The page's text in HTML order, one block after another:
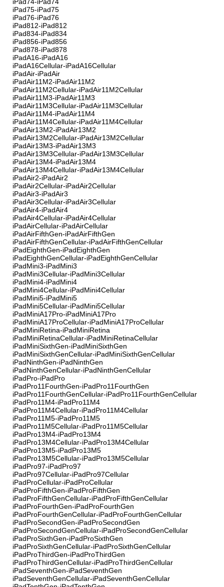
iPad74-iPad74
iPad75-iPad75
iPad76-iPad76
iPad812-iPad812
iPad834-iPad834
iPad856-iPad856
iPad878-iPad878
iPadA16-iPadA16
iPadA16Cellular-iPadA16Cellular
iPadAir-iPadAir
iPadAir11M2-iPadAir11M2
iPadAir11M2Cellular-iPadAir11M2Cellular
iPadAir11M3-iPadAir11M3
iPadAir11M3Cellular-iPadAir11M3Cellular
iPadAir11M4-iPadAir11M4
iPadAir11M4Cellular-iPadAir11M4Cellular
iPadAir13M2-iPadAir13M2
iPadAir13M2Cellular-iPadAir13M2Cellular
iPadAir13M3-iPadAir13M3
iPadAir13M3Cellular-iPadAir13M3Cellular
iPadAir13M4-iPadAir13M4
iPadAir13M4Cellular-iPadAir13M4Cellular
iPadAir2-iPadAir2
iPadAir2Cellular-iPadAir2Cellular
iPadAir3-iPadAir3
iPadAir3Cellular-iPadAir3Cellular
iPadAir4-iPadAir4
iPadAir4Cellular-iPadAir4Cellular
iPadAirCellular-iPadAirCellular
iPadAirFifthGen-iPadAirFifthGen
iPadAirFifthGenCellular-iPadAirFifthGenCellular
iPadEighthGen-iPadEighthGen
iPadEighthGenCellular-iPadEighthGenCellular
iPadMini3-iPadMini3
iPadMini3Cellular-iPadMini3Cellular
iPadMini4-iPadMini4
iPadMini4Cellular-iPadMini4Cellular
iPadMini5-iPadMini5
iPadMini5Cellular-iPadMini5Cellular
iPadMiniA17Pro-iPadMiniA17Pro
iPadMiniA17ProCellular-iPadMiniA17ProCellular
iPadMiniRetina-iPadMiniRetina
iPadMiniRetinaCellular-iPadMiniRetinaCellular
iPadMiniSixthGen-iPadMiniSixthGen
iPadMiniSixthGenCellular-iPadMiniSixthGenCellular
iPadNinthGen-iPadNinthGen
iPadNinthGenCellular-iPadNinthGenCellular
iPadPro-iPadPro
iPadPro11FourthGen-iPadPro11FourthGen
iPadPro11FourthGenCellular-iPadPro11FourthGenCellular
iPadPro11M4-iPadPro11M4
iPadPro11M4Cellular-iPadPro11M4Cellular
iPadPro11M5-iPadPro11M5
iPadPro11M5Cellular-iPadPro11M5Cellular
iPadPro13M4-iPadPro13M4
iPadPro13M4Cellular-iPadPro13M4Cellular
iPadPro13M5-iPadPro13M5
iPadPro13M5Cellular-iPadPro13M5Cellular
iPadPro97-iPadPro97
iPadPro97Cellular-iPadPro97Cellular
iPadProCellular-iPadProCellular
iPadProFifthGen-iPadProFifthGen
iPadProFifthGenCellular-iPadProFifthGenCellular
iPadProFourthGen-iPadProFourthGen
iPadProFourthGenCellular-iPadProFourthGenCellular
iPadProSecondGen-iPadProSecondGen
iPadProSecondGenCellular-iPadProSecondGenCellular
iPadProSixthGen-iPadProSixthGen
iPadProSixthGenCellular-iPadProSixthGenCellular
iPadProThirdGen-iPadProThirdGen
iPadProThirdGenCellular-iPadProThirdGenCellular
iPadSeventhGen-iPadSeventhGen
iPadSeventhGenCellular-iPadSeventhGenCellular